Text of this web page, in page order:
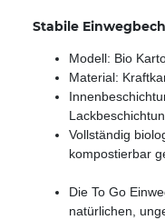
Stabile
Modell: Bio
Material:
Vollständig
kompostierbar
Die To Go
natürlichen,